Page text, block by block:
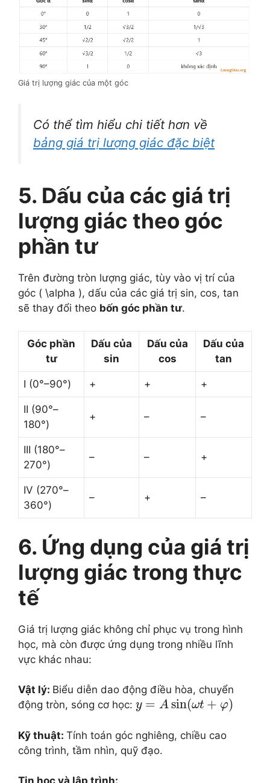
Giá trị lượng giác của một góc
Có thể tìm hiểu chi tiết hơn về
bảng giá trị lượng giác đặc biệt
5. Dấu của các giá trị
lượng giác theo góc
phần tư
Trên đường tròn lượng giác, tùy vào vị trí của
góc ( \alpha ), dấu của các giá trị sin, cos, tan
sẽ thay đổi theo bốn góc phần tư.
Góc phần
tư
Dấu của
sin
Dấu của
cos
Dấu của
tan
I (0°–90°) + + +
II (90°–
180°)
+ – –
III (180°–
270°)
– – +
IV (270°–
360°)
– + –
6. Ứng dụng của giá trị
lượng giác trong thực
tế
Giá trị lượng giác không chỉ phục vụ trong hình
học, mà còn được ứng dụng trong nhiều lĩnh
vực khác nhau:
Vật lý: Biểu diễn dao động điều hòa, chuyển
động tròn, sóng cơ học: y = A sin(ωt + φ)
Kỹ thuật: Tính toán góc nghiêng, chiều cao
công trình, tầm nhìn, quỹ đạo.